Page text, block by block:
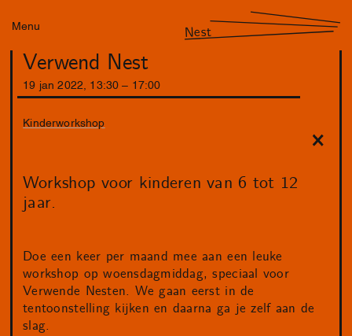
Menu Nest
Verwend Nest
19 jan 2022 13 :30 17 :00
Kinderworkshop
Workshop voor kinderen van 6 tot 12
jaar.
Doe een keer per maand mee aan een leuke
workshop op woensdagmiddag, speciaal voor
Verwende Nesten. We gaan eerst in de
tentoonstelling kijken en daarna ga je zelf aan de
slag.